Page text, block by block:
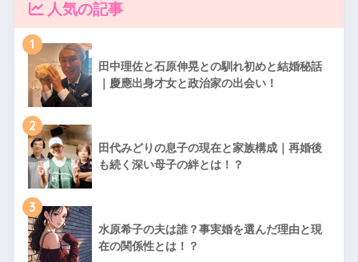
人気の記事
1
田中理佐と石原伸晃との馴れ初めと結婚秘話
｜慶應出身才女と政治家の出会い！
2
田代みどりの息子の現在と家族構成｜再婚後
も続く深い母子の絆とは！？
3
水原希子の夫は誰？事実婚を選んだ理由と現
在の関係性とは！？